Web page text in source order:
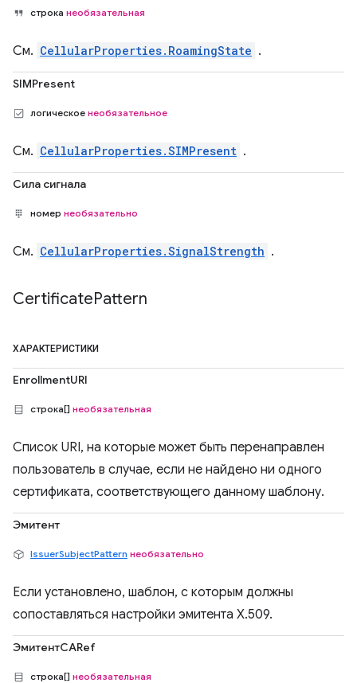
строка необязательная
См. CellularProperties.RoamingState .
SIMPresent
логическое необязательное
См. CellularProperties.SIMPresent .
Сила сигнала
номер необязательно
См. CellularProperties.SignalStrength .
CertificatePattern
ХАРАКТЕРИСТИКИ
EnrollmentURI
строка[] необязательная
Список URI, на которые может быть перенаправлен
пользователь в случае, если не найдено ни одного
сертификата, соответствующего данному шаблону.
Эмитент
IssuerSubjectPattern необязательно
Если установлено, шаблон, с которым должны
сопоставляться настройки эмитента X.509.
ЭмитентCARef
строка[] необязательная